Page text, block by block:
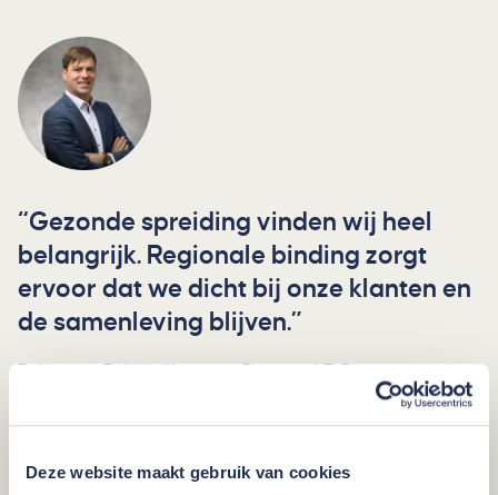
Deze website maakt gebruik van cookies
Gezonde spreiding vinden wij heel
belangrijk. Regionale binding zorgt
ervoor dat we dicht bij onze klanten en
de samenleving blijven.